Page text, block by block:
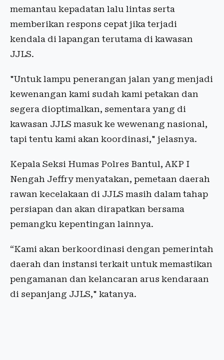
memantau kepadatan lalu lintas serta
memberikan respons cepat jika terjadi
kendala di lapangan terutama di kawasan
JJLS.
"Untuk lampu penerangan jalan yang menjadi
kewenangan kami sudah kami petakan dan
segera dioptimalkan, sementara yang di
kawasan JJLS masuk ke wewenang nasional,
tapi tentu kami akan koordinasi," jelasnya.
Kepala Seksi Humas Polres Bantul, AKP I
Nengah Jeffry menyatakan, pemetaan daerah
rawan kecelakaan di JJLS masih dalam tahap
persiapan dan akan dirapatkan bersama
pemangku kepentingan lainnya.
“Kami akan berkoordinasi dengan pemerintah
daerah dan instansi terkait untuk memastikan
pengamanan dan kelancaran arus kendaraan
di sepanjang JJLS," katanya.